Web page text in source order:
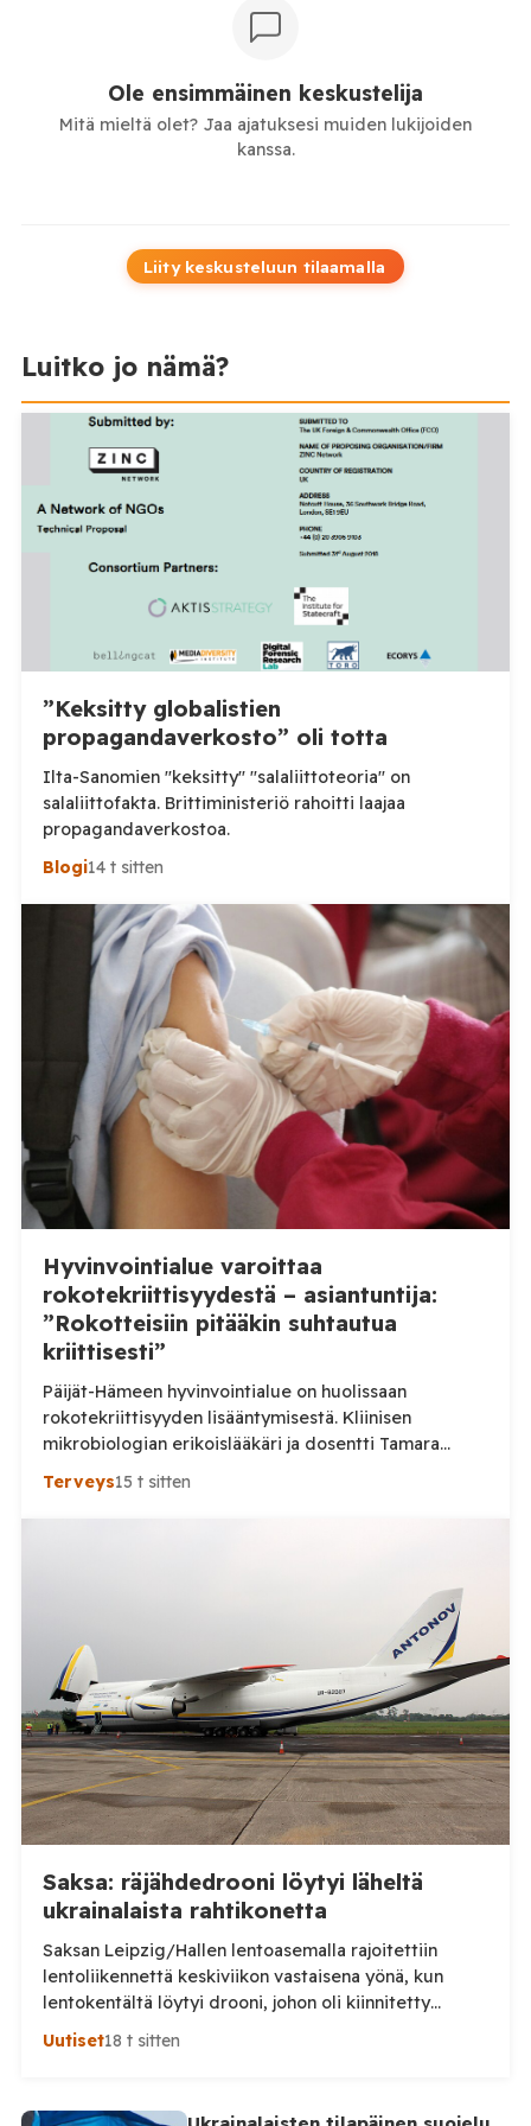
Ole ensimmäinen keskustelija
Mitä mieltä olet? Jaa ajatuksesi muiden lukijoiden
kanssa.
Liity keskusteluun tilaamalla
Luitko jo nämä?
”Keksitty globalistien
propagandaverkosto” oli totta
Ilta-Sanomien "keksitty" "salaliittoteoria" on
salaliittofakta. Brittiministeriö rahoitti laajaa
propagandaverkostoa.
Blogi14 t sitten
Hyvinvointialue varoittaa
rokotekriittisyydestä – asiantuntija:
”Rokotteisiin pitääkin suhtautua
kriittisesti”
Päijät-Hämeen hyvinvointialue on huolissaan
rokotekriittisyyden lisääntymisestä. Kliinisen
mikrobiologian erikoislääkäri ja dosentti Tamara
Tuuminen pitää ihmisten lisääntynyttä kriittisyyttä
myönteisenä kehityksenä. Aluehallituksen jäsen Ville-
kertoi heinäkuussa julkaisemassaan tiedotteessa,
että neuvoloissa ja kouluterveydenhuollossa on
havaittu merkkejä kasvavasta rokotekriittisyydestä.
Hyvinvointialueen mukaan rokotteiden
tarpeellisuudesta keskustellaan erityisesti […]
Terveys15 t sitten
Saksa: räjähdedrooni löytyi läheltä
ukrainalaista rahtikonetta
Saksan Leipzig/Hallen lentoasemalla rajoitettiin
lentoliikennettä keskiviikon vastaisena yönä, kun
lentokentältä löytyi drooni, johon oli kiinnitetty
epäilty räjähdelaite. Saksan viranomaiset tutkivat
lentoaseman rahtialueelta läheltä ukrainalaista
Uutiset18 t sitten